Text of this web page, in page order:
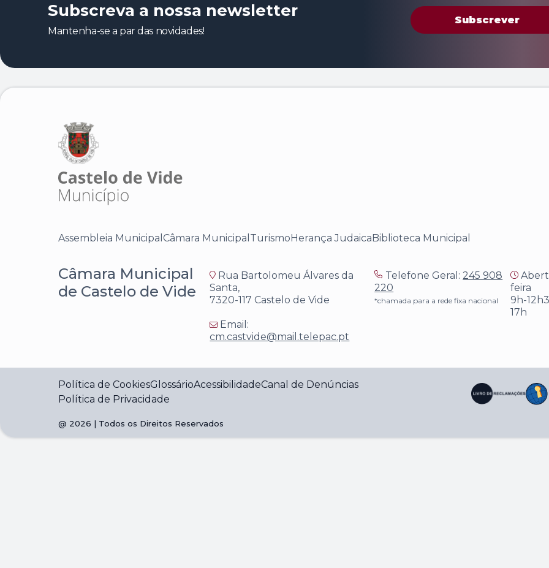
Subscreva a nossa newsletter
Mantenha-se a par das novidades!
Subscrever
Assembleia Municipal Câmara Municipal TurismoHerança JudaicaBiblioteca Municipal
Câmara Municipal
de Castelo de Vide
Rua Bartolomeu Álvares da
Santa,
7320-117 Castelo de Vide
Email:
cm.castvide@mail.telepac.pt
Telefone Geral: 245 908
220
*chamada para a rede fixa nacional
feira
9h-
17h
Política de CookiesGlossárioAcessibilidadeCanal de Denúncias
Política de Privacidade
@ 2026 | Todos os Direitos Reservados